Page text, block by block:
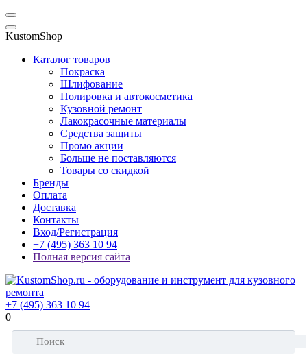
KustomShop
Каталог товаров
Покраска
Шлифование
Полировка и автокосметика
Кузовной ремонт
Лакокрасочные материалы
Средства защиты
Промо акции
Больше не поставляются
Товары со скидкой
Бренды
Оплата
Доставка
Контакты
Вход/Регистрация
+7 (495) 363 10 94
Полная версия сайта
+7 (495) 363 10 94
0